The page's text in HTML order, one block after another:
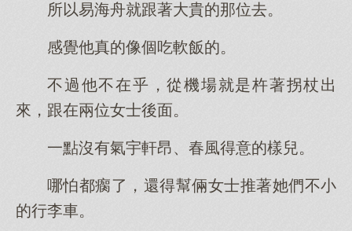
所以易海舟就跟著大貴的那位去。
感覺他真的像個吃軟飯的。
不過他不在乎，從機場就是杵著拐杖出
來，跟在兩位女士後面。
一點沒有氣宇軒昂、春風得意的樣兒。
哪怕都瘸了，還得幫倆女士推著她們不小
的行李車。